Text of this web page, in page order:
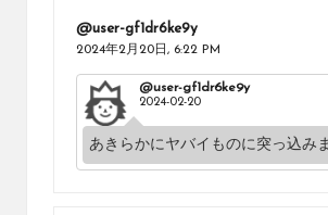
@user-gf1dr6ke9y
2024年2月20日, 6:22 PM
@user-gf1dr6ke9y
2024-02-20
あきらかにヤバイものに突っ込み